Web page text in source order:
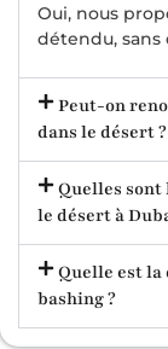
Oui, nous
détendu, sans
Peut-on
dans le désert ?
Quelles sont
le désert à
Quelle est la
bashing ?